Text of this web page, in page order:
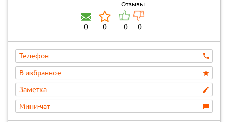
0 0
Отзывы
0 0
Телефон
В избранное
Заметка
Мини-чат